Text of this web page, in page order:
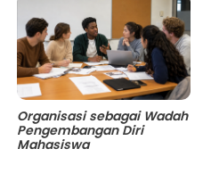
Organisasi sebagai Wadah
Pengembangan Diri
Mahasiswa